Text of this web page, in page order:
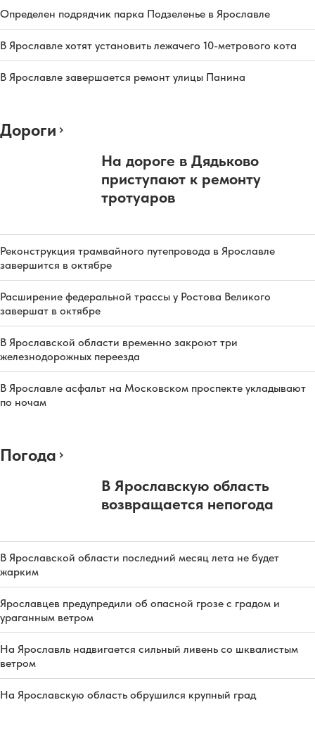
Определен подрядчик парка Подзеленье в Ярославле
В Ярославле хотят установить лежачего 10-метрового кота
В Ярославле завершается ремонт улицы Панина
Дороги
На дороге в Дядьково
приступают к ремонту
тротуаров
Реконструкция трамвайного путепровода в Ярославле
завершится в октябре
Расширение федеральной трассы у Ростова Великого
завершат в октябре
В Ярославской области временно закроют три
железнодорожных переезда
В Ярославле асфальт на Московском проспекте укладывают
по ночам
Погода
В Ярославскую область
возвращается непогода
В Ярославской области последний месяц лета не будет
жарким
Ярославцев предупредили об опасной грозе с градом и
ураганным ветром
На Ярославль надвигается сильный ливень со шквалистым
ветром
На Ярославскую область обрушился крупный град